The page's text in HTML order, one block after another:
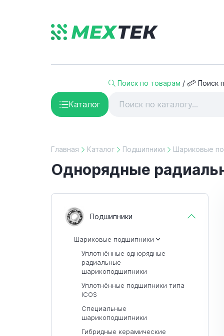
Каталог
Поиск по товарам / Поиск
Главная Каталог Подшипники Шариковые
Однорядные
Подшипники
Шариковые подшипники
Уплотнённые однорядные
радиальные
шарикоподшипники
Уплотнённые подшипники типа
ICOS
Специальные
шарикоподшипники
Гибридные керамические